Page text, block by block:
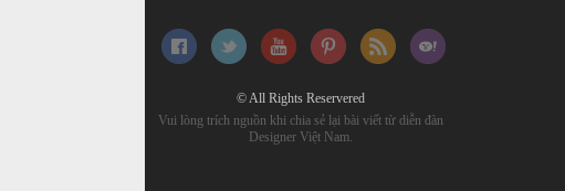
© All Rights Reservered
Vui lòng trích nguồn khi chia sẻ lại bài viết từ diễn đàn
Designer Việt Nam.